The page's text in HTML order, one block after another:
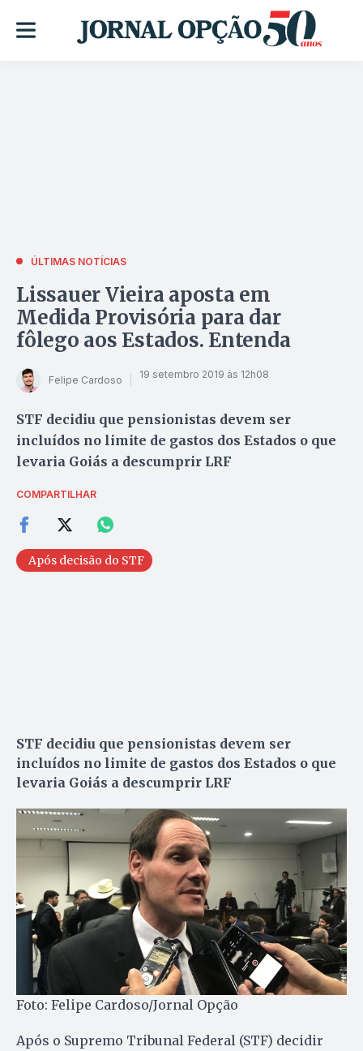
ÚLTIMAS NOTÍCIAS
Lissauer Vieira aposta em
Medida Provisória para dar
fôlego aos Estados. Entenda
Felipe Cardoso 19 setembro 2019 às 12h08
STF decidiu que pensionistas devem ser
incluídos no limite de gastos dos Estados o que
levaria Goiás a descumprir LRF
COMPARTILHAR
Após decisão do STF
STF decidiu que pensionistas devem ser
incluídos no limite de gastos dos Estados o que
levaria Goiás a descumprir LRF
Foto: Felipe Cardoso/Jornal Opção
Após o Supremo Tribunal Federal (STF) decidir